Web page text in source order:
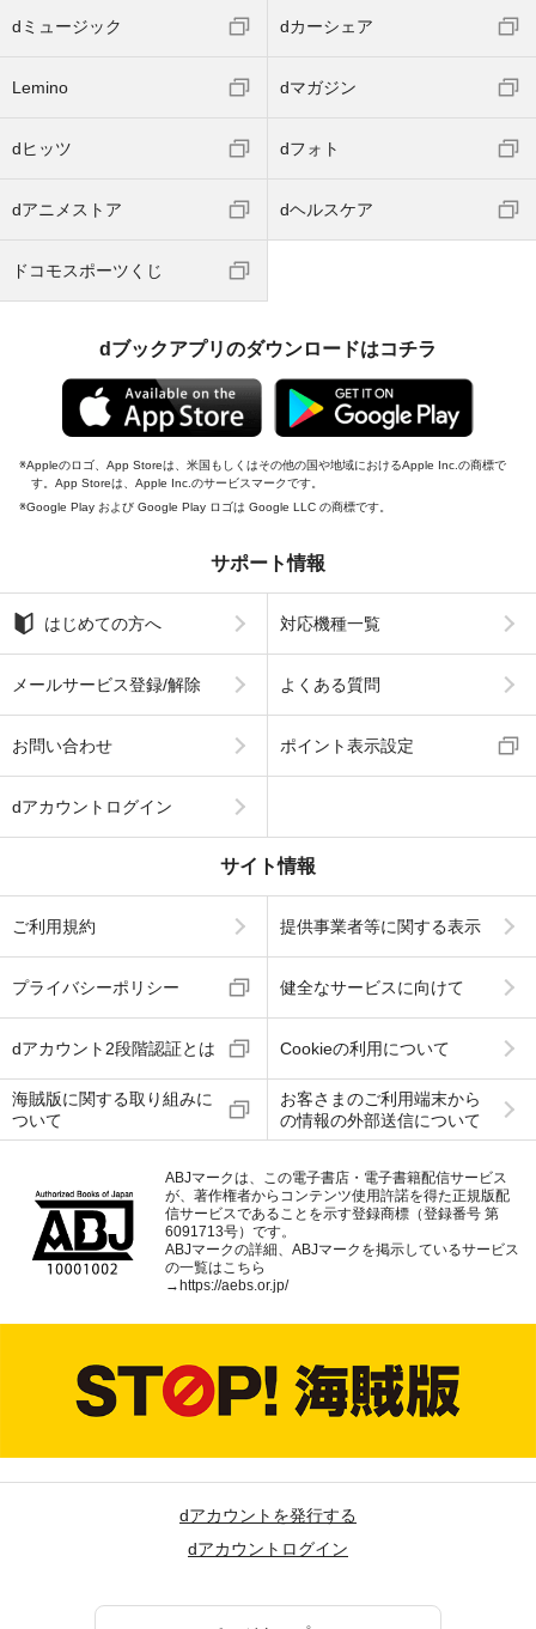
dミュージック dカーシェア
Lemino dマガジン
dヒッツ dフォト
dアニメストア dヘルスケア
ドコモスポーツくじ
dブックアプリのダウンロードはコチラ
Appleのロゴ、App Storeは、米国もしくはその他の国や地域におけるApple Inc.の商標で
す。App Storeは、Apple Inc.のサービスマークです。
Google Play および Google Play ロゴは Google LLC の商標です。
サポート情報
はじめての方へ 対応機種一覧
メールサービス登録/解除 よくある質問
お問い合わせ ポイント表示設定
dアカウントログイン
サイト情報
ご利用規約 提供事業者等に関する表示
プライバシーポリシー 健全なサービスに向けて
dアカウント2段階認証とは Cookieの利用について
海賊版に関する取り組みに
ついて
お客さまのご利用端末から
の情報の外部送信について
ABJマークは、この電子書店・電子書籍配信サービス
が、著作権者からコンテンツ使用許諾を得た正規版配
信サービスであることを示す登録商標（登録番号 第
6091713号）です。
ABJマークの詳細、ABJマークを掲示しているサービス
の一覧はこちら
→ https://aebs.or.jp/
dアカウントを発行する
dアカウントログイン